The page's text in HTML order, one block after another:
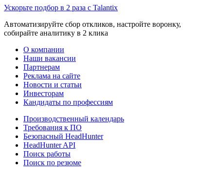
Ускорьте подбор в 2 раза с Talantix
Автоматизируйте сбор откликов, настройте воронку,
собирайте аналитику в 2 клика
О компании
Наши вакансии
Партнерам
Реклама на сайте
Новости и статьи
Инвесторам
Кандидаты по профессиям
Производственный календарь
Требования к ПО
Безопасный HeadHunter
HeadHunter API
Поиск работы
Поиск по резюме